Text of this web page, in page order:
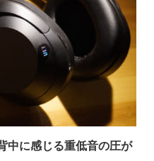
中に感じる重低音の圧が